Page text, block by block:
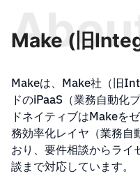
Make (旧
Makeは、Make社（旧
ドのiPaaS（業務自動化
ドネイティブはMakeを
務効率化レイヤ（業務自
おり、要件相談からライ
談まで対応しています。